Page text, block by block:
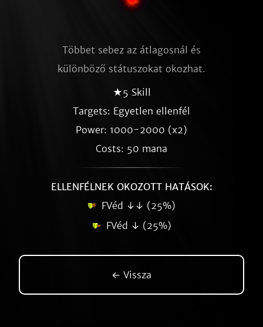
Többet sebez az átlagosnál és
különböző státuszokat okozhat.
★5 Skill
Targets: Egyetlen ellenfél
Power: 1000-2000 (x2)
Costs: 50 mana
ELLENFÉLNEK OKOZOTT HATÁSOK:
FVéd ↓↓ (25%)
FVéd ↓ (25%)
← Vissza